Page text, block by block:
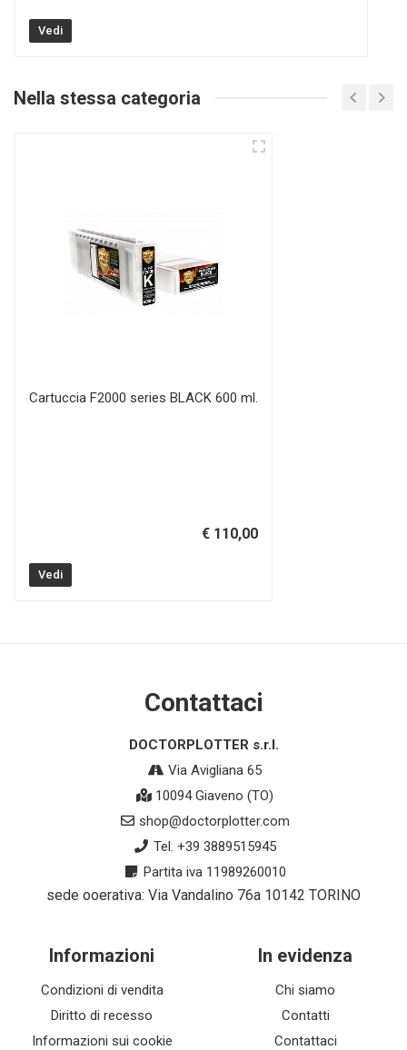
Vedi
Nella stessa categoria
Cartuccia F2000 series BLACK 600 ml.
€ 110,00
Vedi
Contattaci
DOCTORPLOTTER s.r.l.
Via Avigliana 65
10094 Giaveno (TO)
shop@doctorplotter.com
Tel. +39 3889515945
Partita iva 11989260010
sede ooerativa: Via Vandalino 76a 10142 TORINO
Informazioni
Condizioni di vendita
Diritto di recesso
Informazioni sui cookie
In evidenza
Chi siamo
Contatti
Contattaci